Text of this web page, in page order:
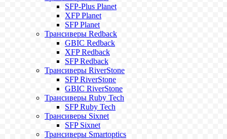
SFP-Plus Planet
XFP Planet
SFP Planet
Трансиверы Redback
GBIC Redback
XFP Redback
SFP Redback
Трансиверы RiverStone
SFP RiverStone
GBIC RiverStone
Трансиверы Ruby Tech
SFP Ruby Tech
Трансиверы Sixnet
SFP Sixnet
Трансиверы Smartoptics